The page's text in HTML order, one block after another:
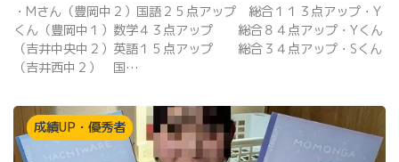
・Mさん（豊岡中２）国語２５点アップ 総合１１３点アップ・Y
くん（豊岡中１）数学４３点アップ 総合８４点アップ・Yくん
（吉井中央中２）英語１５点アップ 総合３４点アップ・Sくん
（吉井西中２） 国…
成績UP・優秀者